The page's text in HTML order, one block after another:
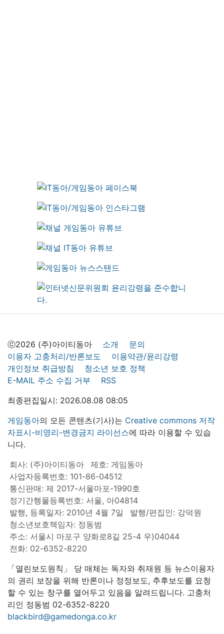
ⓒ2026 (주)아이티동아 소개
문의
이용자 고충처리/반론보도
이용약관/윤리강령
개인정보 취급방침
청소년 보호 정책
E-MAIL 주소 수집 거부
RSS
최종편집일시: 2026.08.08 08:05
게임동아의 모든 콘텐츠(기사)는 Creative commons 저작
자표시-비영리-변경금지 라이선스에 따라 이용할 수 있습
니다.
회사: (주)아이티동아
제호: 게임동아
사업자등록번호: 101-86-04512
통신판매: 제 2017-서울마포-1990호
정기간행물등록번호: 서울, 아04814
발행, 등록일자: 2010년 4월 7일
발행/편집인: 강덕원
청소년보호책임자: 정동범
주소: 서울시 마포구 양화로8길 25-4 우)04044
전화: 02-6352-8220
「열린보도원칙」 당 매체는 독자와 취재원 등 뉴스이용자
의 권리 보장을 위해 반론이나 정정보도, 추후보도를 요청
할 수 있는 창구를 열어두고 있음을 알려드립니다. 고충처
리인 정동범 02-6352-8220
blackbird@gamedonga.co.kr